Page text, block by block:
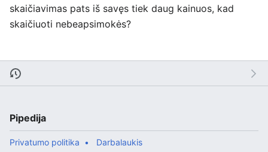
skaičiavimas pats iš savęs tiek daug kainuos, kad
skaičiuoti nebeapsimokės?
Pipedija
Privatumo politika Darbalaukis